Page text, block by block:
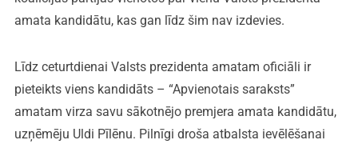
amata kandidātu, kas gan līdz šim nav izdevies.
Līdz ceturtdienai Valsts prezidenta amatam oficiāli ir
pieteikts viens kandidāts – “Apvienotais saraksts”
amatam virza savu sākotnējo premjera amata kandidātu,
uzņēmēju Uldi Pīlēnu. Pilnīgi droša atbalsta ievēlēšanai